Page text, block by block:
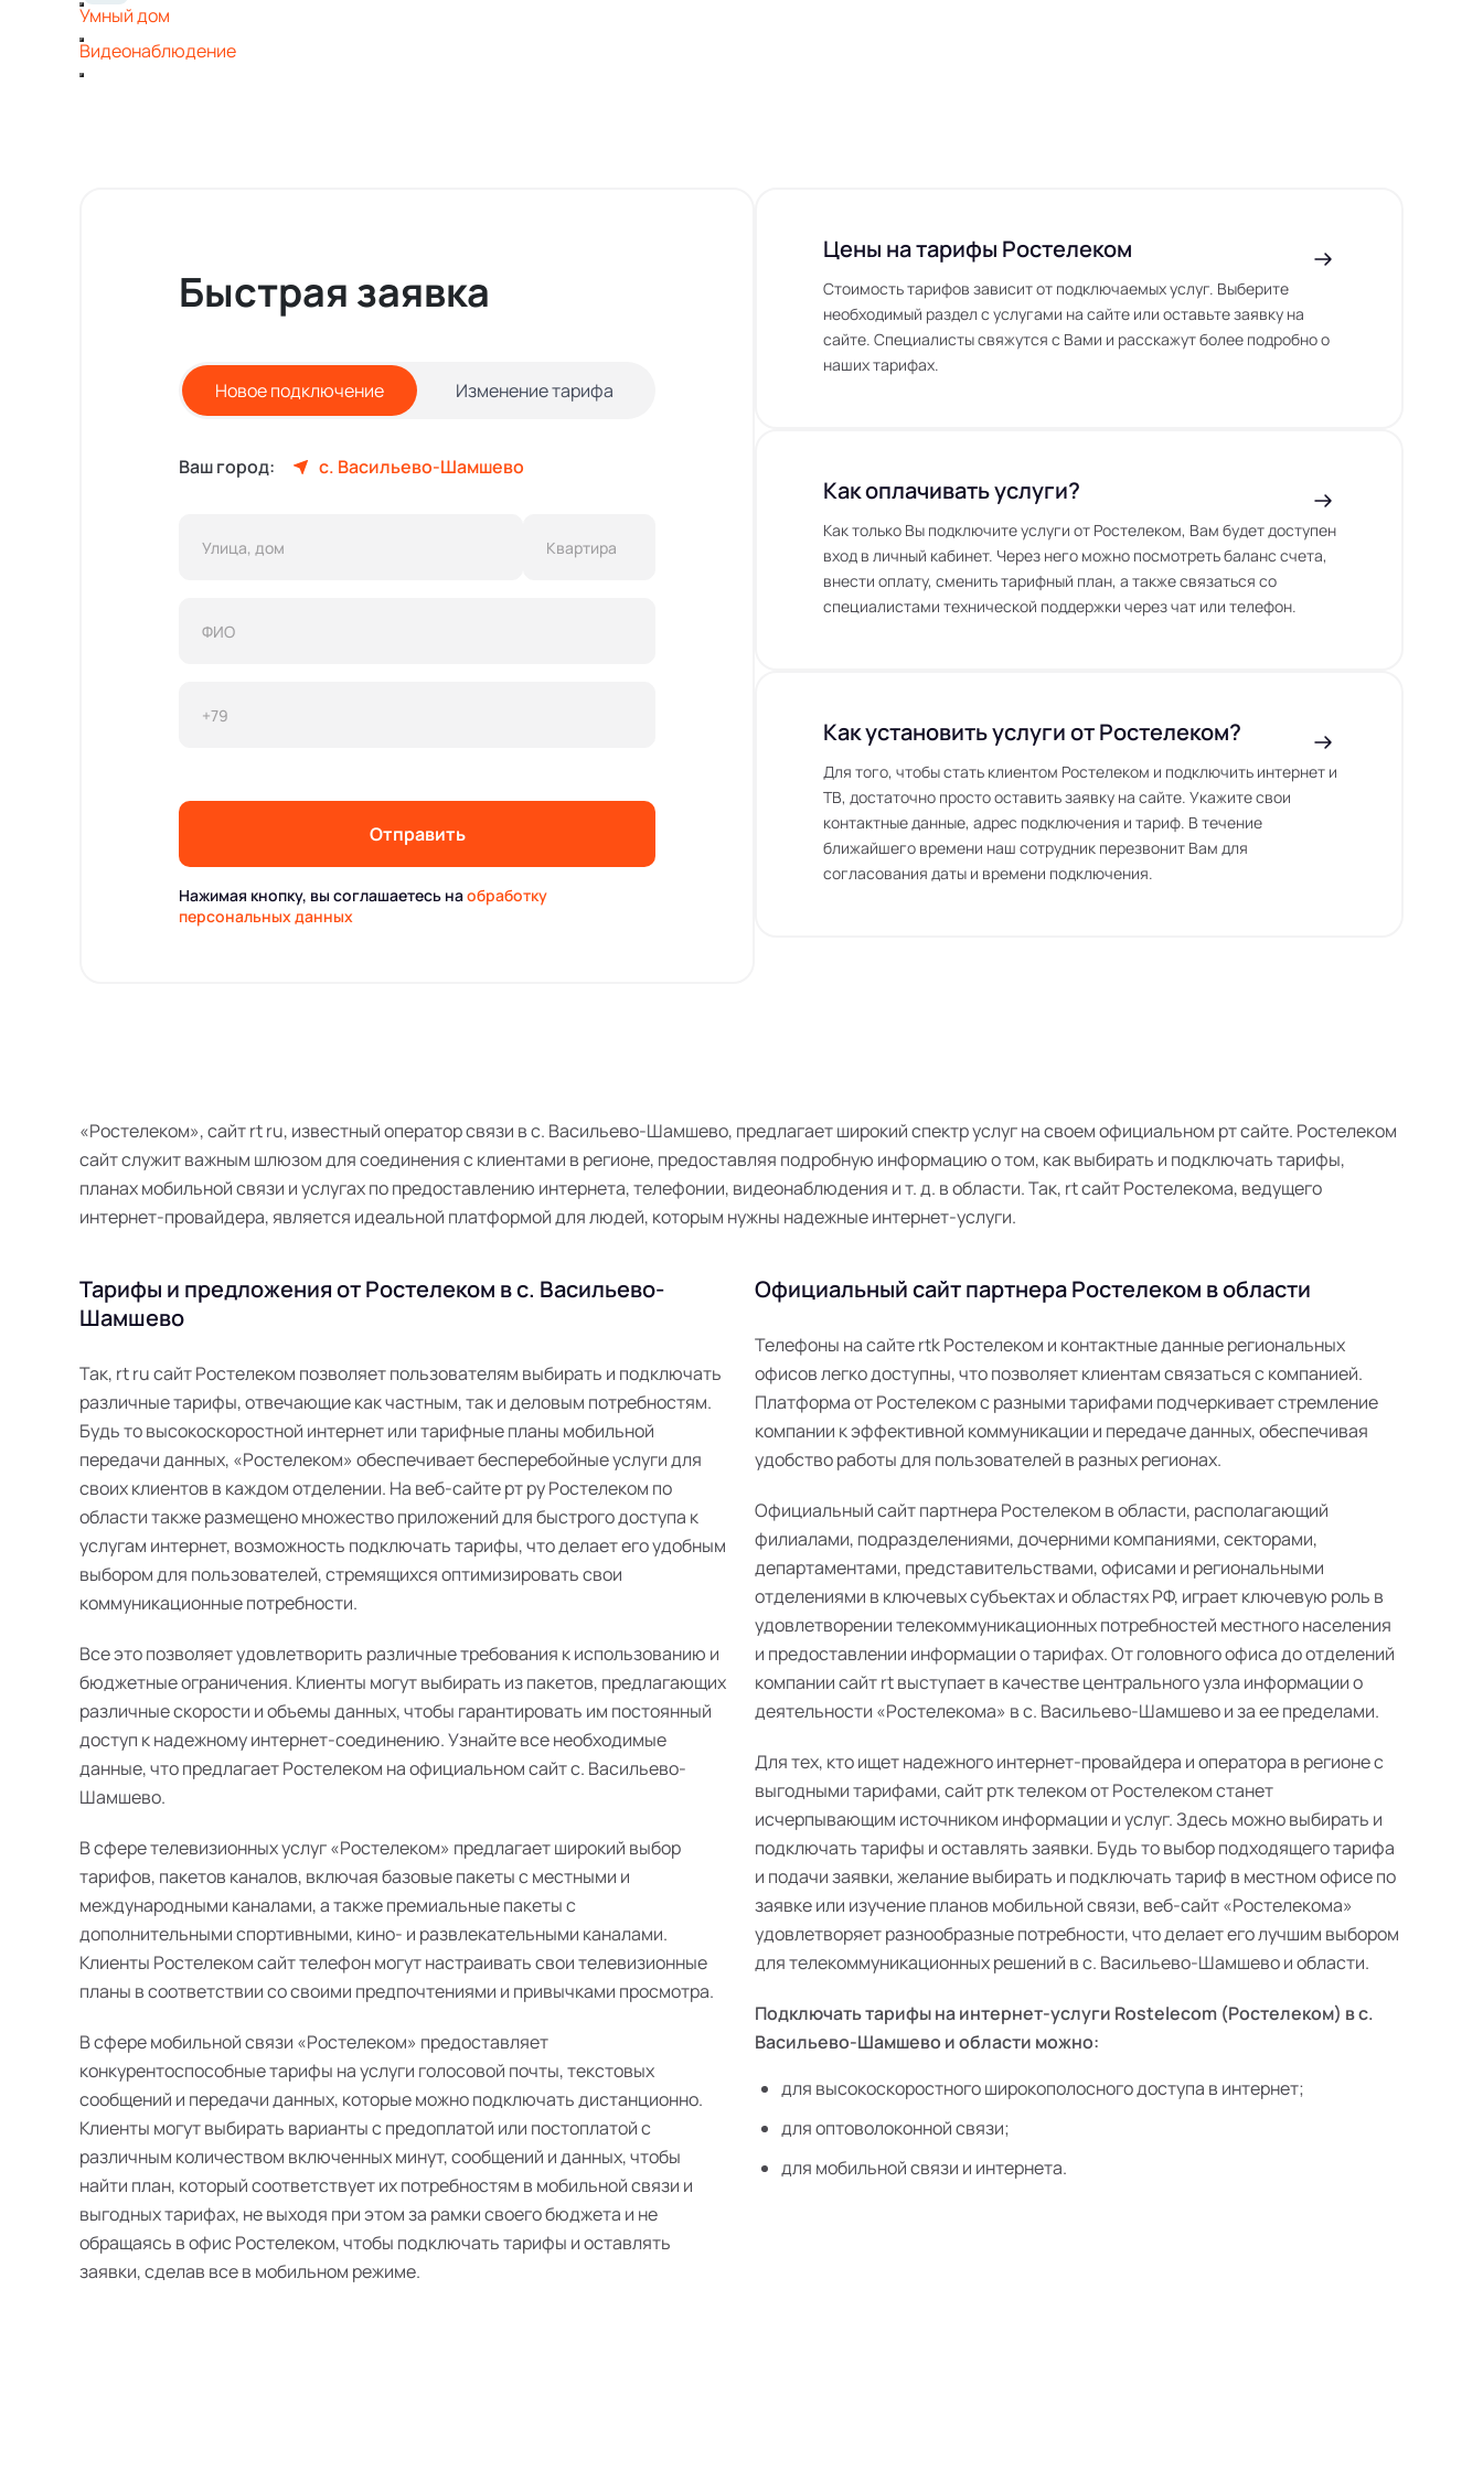
Умный дом
Видеонаблюдение
Быстрая заявка
Новое подключение Изменение тарифа
Ваш город: с. Васильево-Шамшево
Отправить
Нажимая кнопку, вы соглашаетесь наобработку
персональных данных
Цены на тарифы Ростелеком
Стоимость тарифов зависит от подключаемых услуг. Выберите
необходимый раздел с услугами на сайте или оставьте заявку на
сайте. Специалисты свяжутся с Вами и расскажут более подробно о
наших тарифах.
Как оплачивать услуги?
Как только Вы подключите услуги от Ростелеком, Вам будет доступен
вход в личный кабинет. Через него можно посмотреть баланс счета,
внести оплату, сменить тарифный план, а также связаться со
специалистами технической поддержки через чат или телефон.
Как установить услуги от Ростелеком?
Для того, чтобы стать клиентом Ростелеком и подключить интернет и
ТВ, достаточно просто оставить заявку на сайте. Укажите свои
контактные данные, адрес подключения и тариф. В течение
ближайшего времени наш сотрудник перезвонит Вам для
согласования даты и времени подключения.
«Ростелеком», сайт rt ru, известный оператор связи в с. Васильево-Шамшево, предлагает широкий спектр услуг на своем официальном рт сайте. Ростелеком
сайт служит важным шлюзом для соединения с клиентами в регионе, предоставляя подробную информацию о том, как выбирать и подключать тарифы,
планах мобильной связи и услугах по предоставлению интернета, телефонии, видеонаблюдения и т. д. в области. Так, rt сайт Ростелекома, ведущего
интернет-провайдера, является идеальной платформой для людей, которым нужны надежные интернет-услуги.
Тарифы и предложения от Ростелеком в с. Васильево-
Шамшево
Так, rt ru сайт Ростелеком позволяет пользователям выбирать и подключать
различные тарифы, отвечающие как частным, так и деловым потребностям.
Будь то высокоскоростной интернет или тарифные планы мобильной
передачи данных, «Ростелеком» обеспечивает бесперебойные услуги для
своих клиентов в каждом отделении. На веб-сайте рт ру Ростелеком по
области также размещено множество приложений для быстрого доступа к
услугам интернет, возможность подключать тарифы, что делает его удобным
выбором для пользователей, стремящихся оптимизировать свои
коммуникационные потребности.
Все это позволяет удовлетворить различные требования к использованию и
бюджетные ограничения. Клиенты могут выбирать из пакетов, предлагающих
различные скорости и объемы данных, чтобы гарантировать им постоянный
доступ к надежному интернет-соединению. Узнайте все необходимые
данные, что предлагает Ростелеком на официальном сайт с. Васильево-
Шамшево.
В сфере телевизионных услуг «Ростелеком» предлагает широкий выбор
тарифов, пакетов каналов, включая базовые пакеты с местными и
международными каналами, а также премиальные пакеты с
дополнительными спортивными, кино- и развлекательными каналами.
Клиенты Ростелеком сайт телефон могут настраивать свои телевизионные
планы в соответствии со своими предпочтениями и привычками просмотра.
В сфере мобильной связи «Ростелеком» предоставляет
конкурентоспособные тарифы на услуги голосовой почты, текстовых
сообщений и передачи данных, которые можно подключать дистанционно.
Клиенты могут выбирать варианты с предоплатой или постоплатой с
различным количеством включенных минут, сообщений и данных, чтобы
найти план, который соответствует их потребностям в мобильной связи и
выгодных тарифах, не выходя при этом за рамки своего бюджета и не
обращаясь в офис Ростелеком, чтобы подключать тарифы и оставлять
заявки, сделав все в мобильном режиме.
Официальный сайт партнера Ростелеком в области
Телефоны на сайте rtk Ростелеком и контактные данные региональных
офисов легко доступны, что позволяет клиентам связаться с компанией.
Платформа от Ростелеком с разными тарифами подчеркивает стремление
компании к эффективной коммуникации и передаче данных, обеспечивая
удобство работы для пользователей в разных регионах.
Официальный сайт партнера Ростелеком в области, располагающий
филиалами, подразделениями, дочерними компаниями, секторами,
департаментами, представительствами, офисами и региональными
отделениями в ключевых субъектах и областях РФ, играет ключевую роль в
удовлетворении телекоммуникационных потребностей местного населения
и предоставлении информации о тарифах. От головного офиса до отделений
компании сайт rt выступает в качестве центрального узла информации о
деятельности «Ростелекома» в с. Васильево-Шамшево и за ее пределами.
Для тех, кто ищет надежного интернет-провайдера и оператора в регионе с
выгодными тарифами, сайт ртк телеком от Ростелеком станет
исчерпывающим источником информации и услуг. Здесь можно выбирать и
подключать тарифы и оставлять заявки. Будь то выбор подходящего тарифа
и подачи заявки, желание выбирать и подключать тариф в местном офисе по
заявке или изучение планов мобильной связи, веб-сайт «Ростелекома»
удовлетворяет разнообразные потребности, что делает его лучшим выбором
для телекоммуникационных решений в с. Васильево-Шамшево и области.
Подключать тарифы на интернет-услуги Rostelecom (Ростелеком) в с.
Васильево-Шамшево и области можно:
для высокоскоростного широкополосного доступа в интернет;
для оптоволоконной связи;
для мобильной связи и интернета.